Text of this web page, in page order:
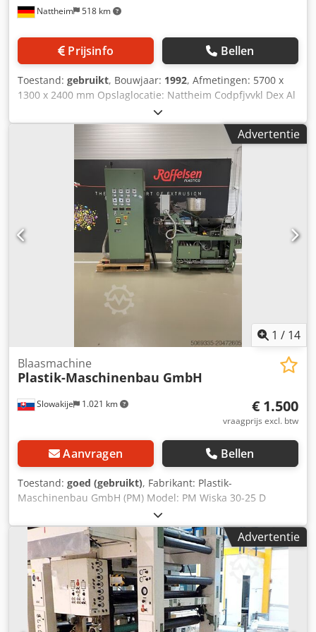
Nattheim 518 km
Prijsinfo Bellen
Toestand: gebruikt, Bouwjaar: 1992, Afmetingen: 5700 x
1300 x 2400 mm Opslaglocatie: Nattheim Codpfjvvkl Dex Al
Advertentie
1 / 14
Slowakije 1.021 km
Blaasmachine
Plastik-Maschinenbau GmbH
€ 1.500
vraagprijs excl. btw
Aanvragen Bellen
Toestand: goed (gebruikt), Fabrikant: Plastik-
Maschinenbau GmbH (PM) Model: PM Wiska 30-25 D
Serienummer: M0793 Gemaakt in: West-Duitsland (Kelberg
/ Eifel) Crjdpfexu E E Sjx Al Ajf Type: Enkelschroefs
kunststofextruder Documentatie: Inbegrepen (originele
Duitse handleiding en correspondentie uit 1987) Toestand:
Gebruikt, maar compleet en functioneel Locatie: Ivanka pri
Nitre, Slowakije Technische gegevens (ca.)
Schroefdiameter: 30 mm L/D-verhouding: 25 D
Hoofdaandrijfmotor: Lenze GFOT 100-24 (440 V / 26 A / 2
Advertentie